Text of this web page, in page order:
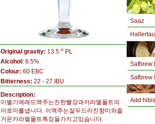
Original gravity: 13.5 oPL
Alcohol: 6.5%
Colour: 60 EBC
Bitterness: 22 - 27 IBU
Description:
이벨기에레드맥주는진한빨강과카라멜몰트의
아로마를냅니다. 이맥주는잘두드러진향미와즐
거운카라멜몰트특징을가지고있습니다.
Saaz
Safbrew
Safbrew
Add